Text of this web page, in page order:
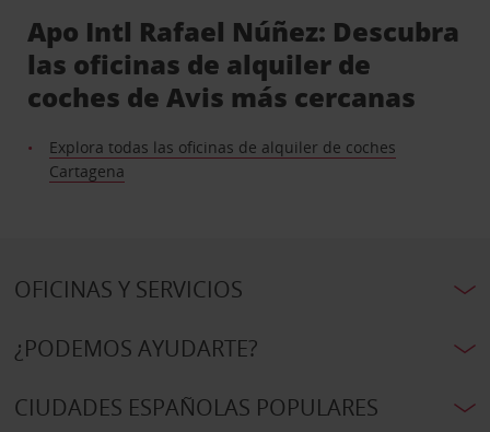
Apo Intl Rafael Núñez: Descubra
las oficinas de alquiler de
coches de Avis más cercanas
Explora todas las oficinas de alquiler de coches
Cartagena
OFICINAS Y SERVICIOS
¿PODEMOS AYUDARTE?
CIUDADES ESPAÑOLAS POPULARES